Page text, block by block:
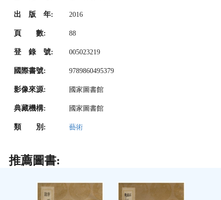
出 版 年: 2016
頁 數: 88
登 錄 號: 005023219
國際書號: 9789860495379
影像來源: 國家圖書館
典藏機構: 國家圖書館
類 別: 藝術
推薦圖書: